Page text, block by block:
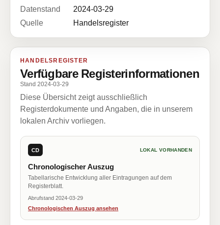
Datenstand
2024-03-29
Quelle
Handelsregister
HANDELSREGISTER
Verfügbare Registerinformationen
Stand 2024-03-29
Diese Übersicht zeigt ausschließlich
Registerdokumente und Angaben, die in unserem
lokalen Archiv vorliegen.
CD LOKAL VORHANDEN
Chronologischer Auszug
Tabellarische Entwicklung aller Eintragungen auf dem
Registerblatt.
Abrufstand 2024-03-29
Chronologischen Auszug ansehen